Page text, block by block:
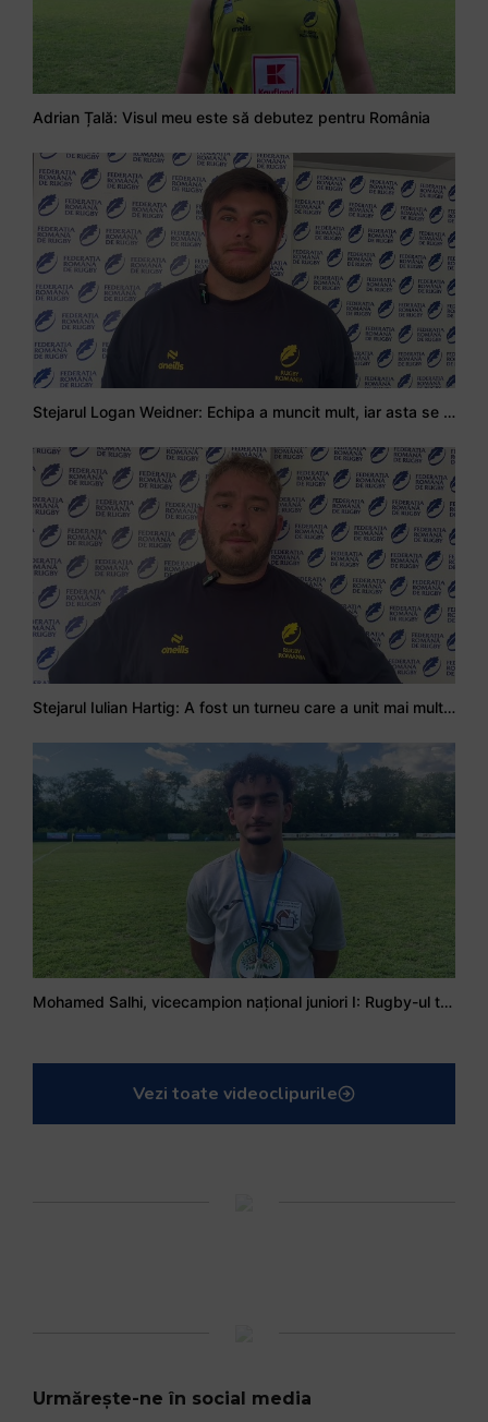
Adrian Țală: Visul meu este să debutez pentru România
Stejarul Logan Weidner: Echipa a muncit mult, iar asta se va vedea în meciurile de la Nations Cup
Stejarul Iulian Hartig: A fost un turneu care a unit mai mult echipa
Mohamed Salhi, vicecampion național juniori I: Rugby-ul te învață să accepți și înfrângerile
Vezi toate videoclipurile
Urmărește-ne în social media